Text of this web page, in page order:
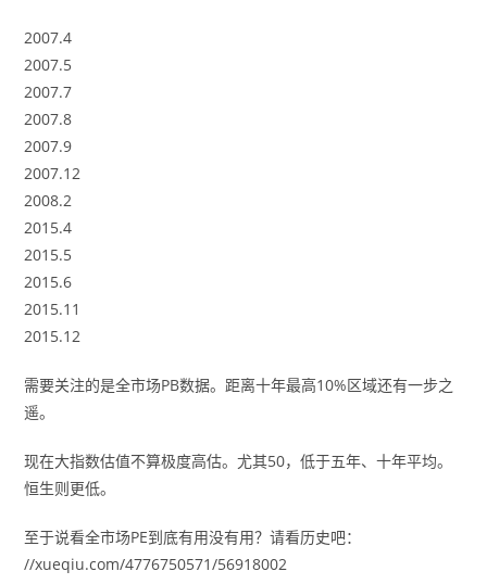
2007.4
2007.5
2007.7
2007.8
2007.9
2007.12
2008.2
2015.4
2015.5
2015.6
2015.11
2015.12
需要关注的是全市场PB数据。距离十年最高10%区域还有一步之
遥。
现在大指数估值不算极度高估。尤其50，低于五年、十年平均。
恒生则更低。
至于说看全市场PE到底有用没有用？请看历史吧：
//xueqiu.com/4776750571/56918002